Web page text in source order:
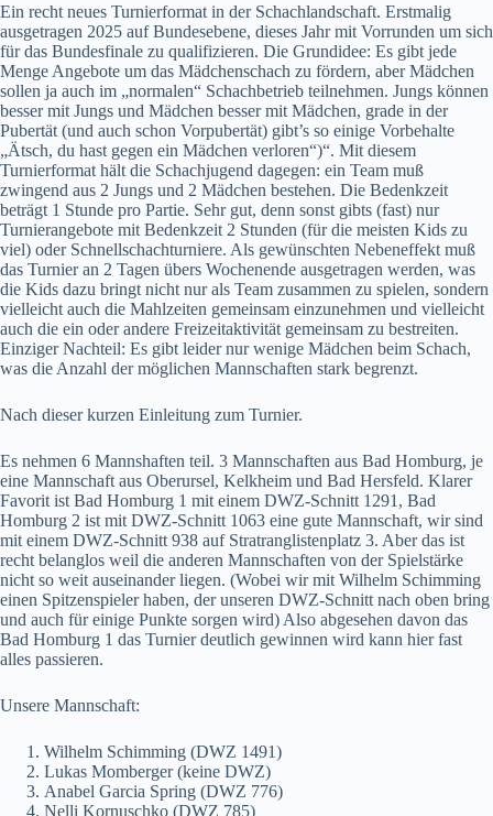
Ein recht neues Turnierformat in der Schachlandschaft. Erstmalig
ausgetragen 2025 auf Bundesebene, dieses Jahr mit Vorrunden um sich
für das Bundesfinale zu qualifizieren. Die Grundidee: Es gibt jede
Menge Angebote um das Mädchenschach zu fördern, aber Mädchen
sollen ja auch im „normalen“ Schachbetrieb teilnehmen. Jungs können
besser mit Jungs und Mädchen besser mit Mädchen, grade in der
Pubertät (und auch schon Vorpubertät) gibt’s so einige Vorbehalte
„Ätsch, du hast gegen ein Mädchen verloren“)“. Mit diesem
Turnierformat hält die Schachjugend dagegen: ein Team muß
zwingend aus 2 Jungs und 2 Mädchen bestehen. Die Bedenkzeit
beträgt 1 Stunde pro Partie. Sehr gut, denn sonst gibts (fast) nur
Turnierangebote mit Bedenkzeit 2 Stunden (für die meisten Kids zu
viel) oder Schnellschachturniere. Als gewünschten Nebeneffekt muß
das Turnier an 2 Tagen übers Wochenende ausgetragen werden, was
die Kids dazu bringt nicht nur als Team zusammen zu spielen, sondern
vielleicht auch die Mahlzeiten gemeinsam einzunehmen und vielleicht
auch die ein oder andere Freizeitaktivität gemeinsam zu bestreiten.
Einziger Nachteil: Es gibt leider nur wenige Mädchen beim Schach,
was die Anzahl der möglichen Mannschaften stark begrenzt.
Nach dieser kurzen Einleitung zum Turnier.
Es nehmen 6 Mannshaften teil. 3 Mannschaften aus Bad Homburg, je
eine Mannschaft aus Oberursel, Kelkheim und Bad Hersfeld. Klarer
Favorit ist Bad Homburg 1 mit einem DWZ-Schnitt 1291, Bad
Homburg 2 ist mit DWZ-Schnitt 1063 eine gute Mannschaft, wir sind
mit einem DWZ-Schnitt 938 auf Stratranglistenplatz 3. Aber das ist
recht belanglos weil die anderen Mannschaften von der Spielstärke
nicht so weit auseinander liegen. (Wobei wir mit Wilhelm Schimming
einen Spitzenspieler haben, der unseren DWZ-Schnitt nach oben bring
und auch für einige Punkte sorgen wird) Also abgesehen davon das
Bad Homburg 1 das Turnier deutlich gewinnen wird kann hier fast
alles passieren.
Unsere Mannschaft:
Wilhelm Schimming (DWZ 1491)
Lukas Momberger (keine DWZ)
Anabel Garcia Spring (DWZ 776)
Nelli Kornuschko (DWZ 785)